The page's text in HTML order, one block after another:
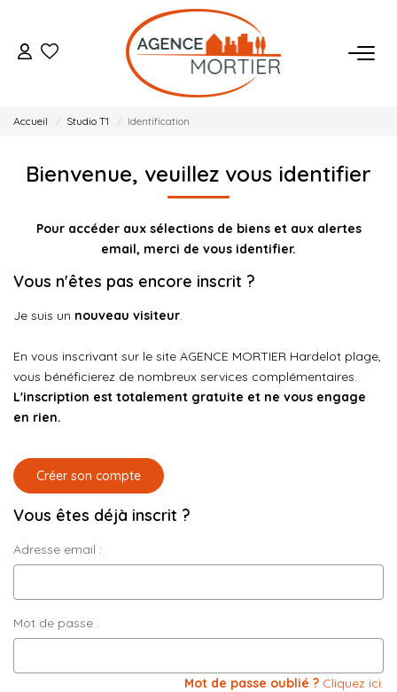
ACHETER
BIENS VENDUS
NOTRE AGENCE
Qui Sommes Nous
Notre Équipe
Nos Actualités
03.21.91.82.86
Accueil Studio T1 Identification
Bienvenue, veuillez vous identifier
Pour accéder aux sélections de biens et aux alertes
email, merci de vous identifier.
Vous n'êtes pas encore inscrit ?
Je suis un nouveau visiteur.
En vous inscrivant sur le site AGENCE MORTIER Hardelot plage,
vous bénéficierez de nombreux services complémentaires.
L'inscription est totalement gratuite et ne vous engage
en rien.
Créer son compte
Vous êtes déjà inscrit ?
Adresse email :
Mot de passe :
Mot de passe oublié ? Cliquez ici.